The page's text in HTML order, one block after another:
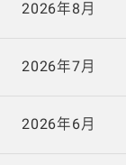
2026年8月
2026年7月
2026年6月